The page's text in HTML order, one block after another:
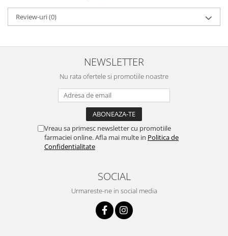
Review-uri(0)
NEWSLETTER
Nu rata ofertele si promotiile noastre
Vreau sa primesc newsletter cu promotiile
farmaciei online. Afla mai multe in Politica de
Confidentialitate
SOCIAL
Urmareste-ne in social media